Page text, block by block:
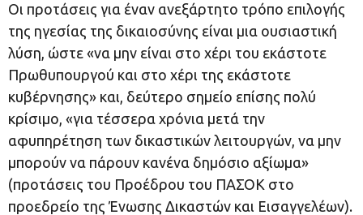
Οι προτάσεις για έναν ανεξάρτητο τρόπο επιλογής
της ηγεσίας της δικαιοσύνης είναι μια ουσιαστική
λύση, ώστε «να μην είναι στο χέρι του εκάστοτε
Πρωθυπουργού και στο χέρι της εκάστοτε
κυβέρνησης» και, δεύτερο σημείο επίσης πολύ
κρίσιμο, «για τέσσερα χρόνια μετά την
αφυπηρέτηση των δικαστικών λειτουργών, να μην
μπορούν να πάρουν κανένα δημόσιο αξίωμα»
(προτάσεις του Προέδρου του ΠΑΣΟΚ στο
προεδρείο της Ένωσης Δικαστών και Εισαγγελέων).